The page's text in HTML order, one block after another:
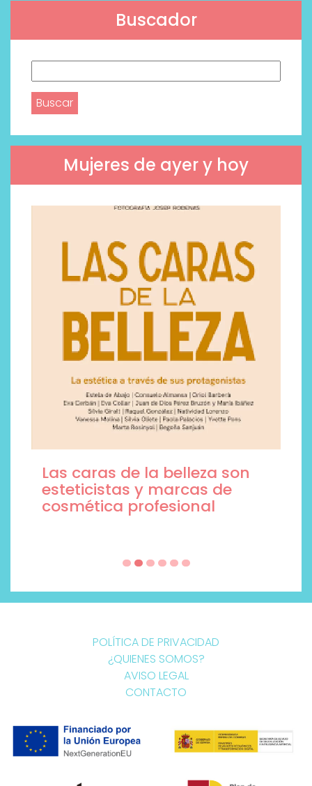
Buscador
Mujeres de ayer y hoy
Las caras de la belleza son
esteticistas y marcas de
cosmética profesional
POLÍTICA DE PRIVACIDAD
¿QUIENES SOMOS?
AVISO LEGAL
CONTACTO